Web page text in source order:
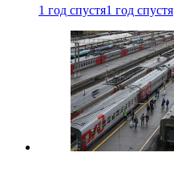
1 год спустя1 год спустя